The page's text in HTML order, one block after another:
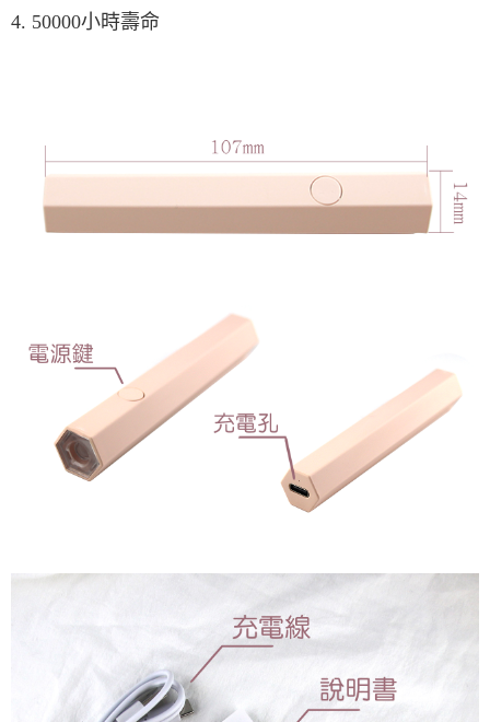
【注意事項】
３．未成年的使用者請事先徵得法定代理人或監護人之同意方可使用
「AFTEE先享後付」，若未經同意申辦者引起之損失，本公司不負相關責
任。
４．使用「AFTEE先享後付」時，將依據個別帳號之用戶狀況，依本公司即
時審查核予不同之上限額度；若仍有額度不足之情形，本公司將視審查結果
宅配 (可指定時間)
4. 50000小時壽命